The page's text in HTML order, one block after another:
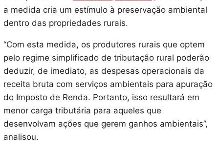
a medida cria um estímulo à preservação ambiental
dentro das propriedades rurais.
“Com esta medida, os produtores rurais que optem
pelo regime simplificado de tributação rural poderão
deduzir, de imediato, as despesas operacionais da
receita bruta com serviços ambientais para apuração
do Imposto de Renda. Portanto, isso resultará em
menor carga tributária para aqueles que
desenvolvam ações que gerem ganhos ambientais”,
analisou.